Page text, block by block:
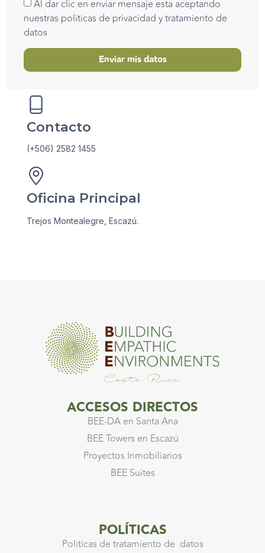
Al dar clic en enviar mensaje esta aceptando
nuestras politicas de privacidad y tratamiento de
datos
Enviar mis datos
Contacto
(+506) 2582 1455
Oficina Principal
Trejos Montealegre, Escazú.
ACCESOS DIRECTOS
BEE-DA en Santa Ana
BEE Towers en Escazú
Proyectos Inmobiliarios
BEE Suites
POLÍTICAS
Politicas de tratamiento de datos